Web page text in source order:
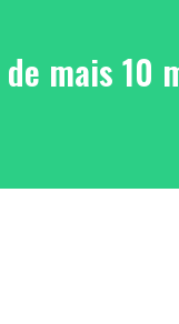
mais